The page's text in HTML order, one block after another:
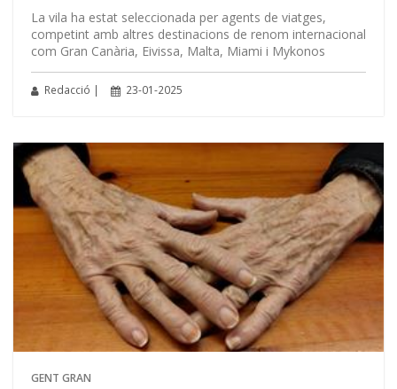
La vila ha estat seleccionada per agents de viatges,
competint amb altres destinacions de renom internacional
com Gran Canària, Eivissa, Malta, Miami i Mykonos
Redacció | 23-01-2025
GENT GRAN